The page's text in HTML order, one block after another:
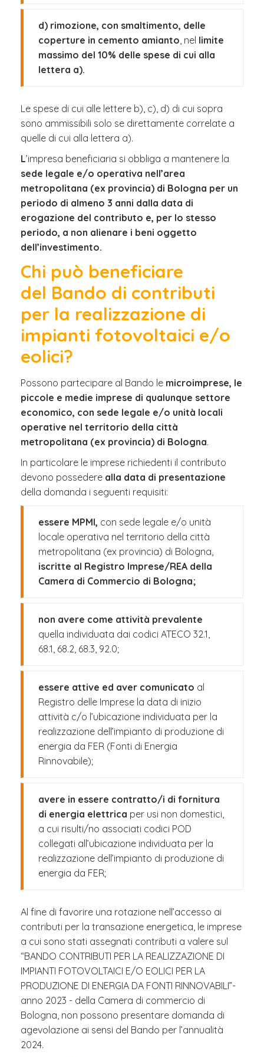
d) rimozione, con smaltimento, delle
coperture in cemento amianto, nel limite
massimo del 10% delle spese di cui alla
lettera a).
​Le spese di cui alle lettere b), c), d) di cui sopra
sono ammissibili solo se direttamente correlate a
quelle di cui alla lettera a).
L’impresa beneficiaria si obbliga a mantenere la
sede legale e/o operativa nell’area
metropolitana (ex provincia) di Bologna per un
periodo di almeno 3 anni dalla data di
erogazione del contributo e, per lo stesso
periodo, a non alienare i beni oggetto
dell’investimento.
Chi può beneficiare
del Bando di contributi
per la realizzazione di
impianti fotovoltaici e/o
eolici?
Possono partecipare al Bando le microimprese, le
piccole e medie imprese di qualunque settore
economico, con sede legale e/o unità locali
operative nel territorio della città
metropolitana (ex provincia) di Bologna.
In particolare le imprese richiedenti il contributo
devono possedere alla data di presentazione
della domanda i seguenti requisiti:
essere MPMI, con sede legale e/o unità
locale operativa nel territorio della città
metropolitana (ex provincia) di Bologna,
iscritte al Registro Imprese/REA della
Camera di Commercio di Bologna;
non avere come attività prevalente
quella individuata dai codici ATECO 32.1,
68.1, 68.2, 68.3, 92.0;
essere attive ed aver comunicato al
Registro delle Imprese la data di inizio
attività c/o l’ubicazione individuata per la
realizzazione dell’impianto di produzione di
energia da FER (Fonti di Energia
Rinnovabile);
avere in essere contratto/i di fornitura
di energia elettrica per usi non domestici,
a cui risulti/no associati codici POD
collegati all’ubicazione individuata per la
realizzazione dell’impianto di produzione di
energia da FER;
Al fine di favorire una rotazione nell’accesso ai
contributi per la transazione energetica, le imprese
a cui sono stati assegnati contributi a valere sul
“BANDO CONTRIBUTI PER LA REALIZZAZIONE DI
IMPIANTI FOTOVOLTAICI E/O EOLICI PER LA
PRODUZIONE DI ENERGIA DA FONTI RINNOVABILI”-
anno 2023 - della Camera di commercio di
Bologna, non possono presentare domanda di
agevolazione ai sensi del Bando per l’annualità
2024.